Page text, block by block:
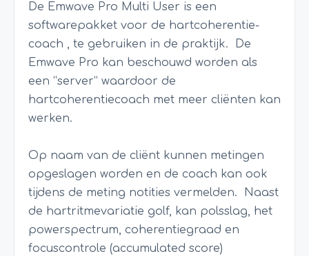
De Emwave Pro Multi User is een
softwarepakket voor de hartcoherentie-
coach , te gebruiken in de praktijk.
De
Emwave Pro kan beschouwd worden als
een “server” waardoor de
hartcoherentiecoach met meer cliënten kan
werken.
Op naam van de cliënt kunnen metingen
opgeslagen worden en de coach kan ook
tijdens de meting notities vermelden.
Naast
de hartritmevariatie golf, kan polsslag, het
powerspectrum, coherentiegraad en
focuscontrole (accumulated score)